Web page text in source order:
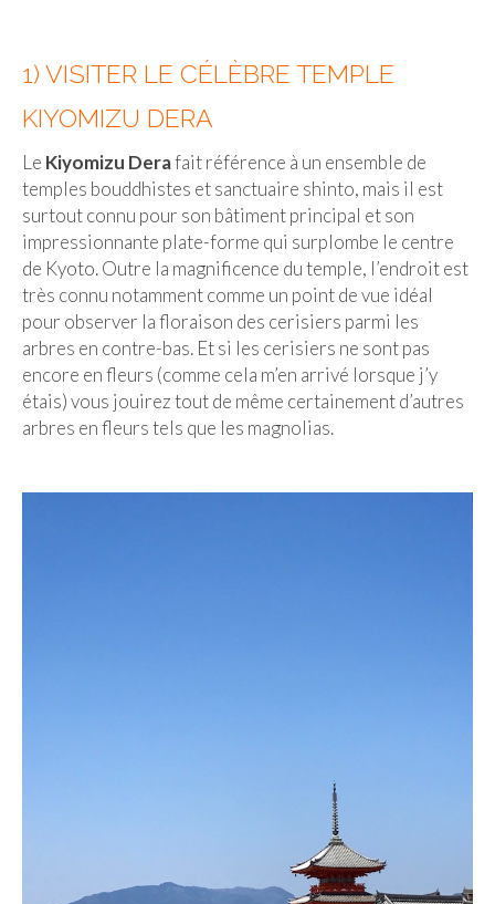
Mont Fuji
Nikko
Tokyo
Malaisie
Cameron Highlands
Penang
Singapour
Vietnam
Baie d’Halong
Paris
1) VISITER LE CÉLÈBRE TEMPLE
KIYOMIZU DERA
Le Kiyomizu Derafait référence à un ensemble de
temples bouddhistes et sanctuaire shinto, mais il est
surtout connu pour son bâtiment principal et son
impressionnante plate-forme qui surplombe le centre
de Kyoto. Outre la magnificence du temple, l’endroit est
très connu notamment comme un point de vue idéal
pour observer la floraison des cerisiers parmi les
arbres en contre-bas. Et si les cerisiers ne sont pas
encore en fleurs (comme cela m’en arrivé lorsque j’y
étais) vous jouirez tout de même certainement d’autres
arbres en fleurs tels que les magnolias.